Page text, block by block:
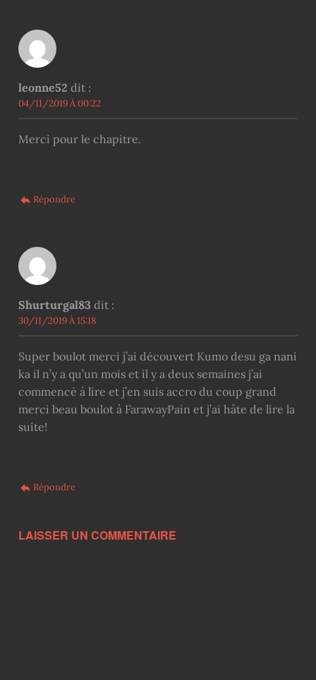
leonne52 dit :
04/11/2019 À 00:22
Merci pour le chapitre.
Répondre
Shurturgal83 dit :
30/11/2019 À 15:18
Super boulot merci j’ai découvert Kumo desu ga nani
ka il n’y a qu’un mois et il y a deux semaines j’ai
commencé à lire et j’en suis accro du coup grand
merci beau boulot à FarawayPain et j’ai hâte de lire la
suite!
Répondre
LAISSER UN COMMENTAIRE